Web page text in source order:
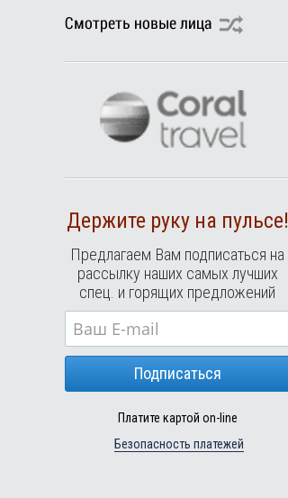
Держите руку на пульсе!
Предлагаем Вам подписаться на
рассылку наших самых лучших
спец. и горящих предложений
Подписаться
Платите картой on-line
Безопасность платежей